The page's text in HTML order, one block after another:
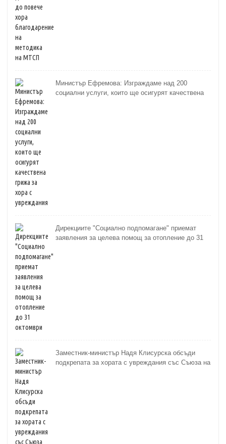
Министър Ефремова: Изграждаме над 200
социални услуги, които ще осигурят качествена
Дирекциите "Социално подпомагане" приемат
заявления за целева помощ за отопление до 31
Заместник-министър Надя Клисурска обсъди
подкрепата за хората с увреждания със Съюза на